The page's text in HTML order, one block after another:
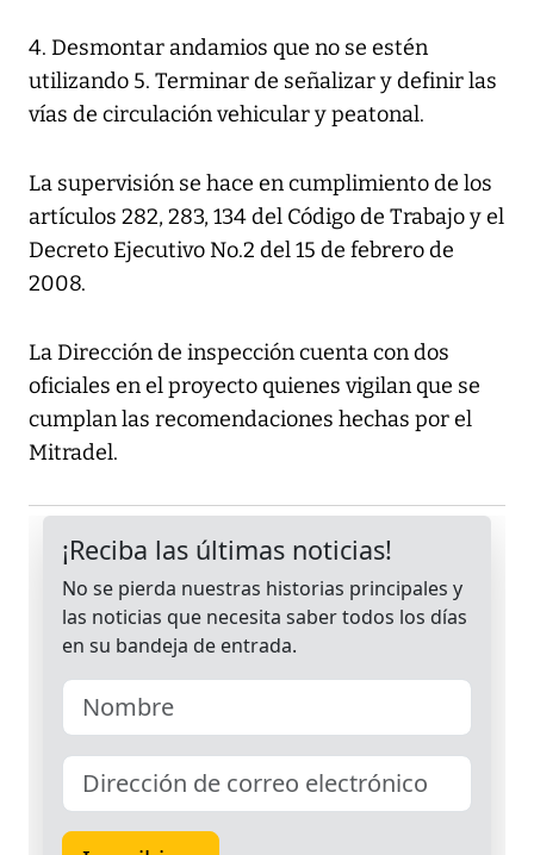
4. Desmontar andamios que no se estén
utilizando 5. Terminar de señalizar y definir las
vías de circulación vehicular y peatonal.
La supervisión se hace en cumplimiento de los
artículos 282, 283, 134 del Código de Trabajo y el
Decreto Ejecutivo No.2 del 15 de febrero de
2008.
La Dirección de inspección cuenta con dos
oficiales en el proyecto quienes vigilan que se
cumplan las recomendaciones hechas por el
Mitradel.